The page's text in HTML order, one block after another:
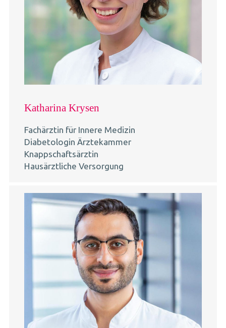
Katharina Krysen
Fachärztin für Innere Medizin
Diabetologin Ärztekammer
Knappschaftsärztin
Hausärztliche Versorgung